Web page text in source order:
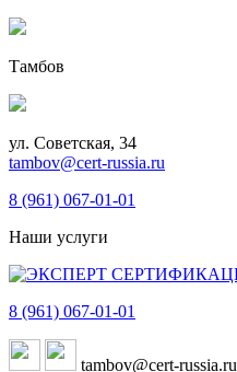
Тамбов
ул. Советская, 34
tambov@cert-russia.ru
8 (961) 067-01-01
Наши услуги
8 (961) 067-01-01
tambov@cert-russia.ru